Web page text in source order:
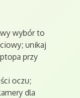
wybór to
unikaj
przy
oczu;
dla